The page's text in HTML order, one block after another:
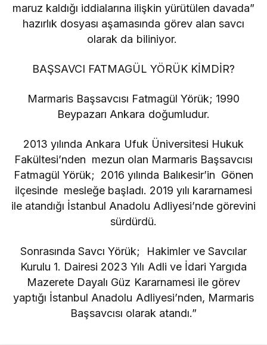
maruz kaldığı iddialarına ilişkin yürütülen davada”
hazırlık dosyası aşamasında görev alan savcı
olarak da biliniyor.
BAŞSAVCI FATMAGÜL YÖRÜK KİMDİR?
Marmaris Başsavcısı Fatmagül Yörük; 1990
Beypazarı Ankara doğumludur.
2013 yılında Ankara Ufuk Üniversitesi Hukuk
Fakültesi’nden mezun olan Marmaris Başsavcısı
Fatmagül Yörük; 2016 yılında Balıkesir’in Gönen
ilçesinde mesleğe başladı. 2019 yılı kararnamesi
ile atandığı İstanbul Anadolu Adliyesi’nde görevini
sürdürdü.
Sonrasında Savcı Yörük; Hakimler ve Savcılar
Kurulu 1. Dairesi 2023 Yılı Adli ve İdari Yargıda
Mazerete Dayalı Güz Kararnamesi ile görev
yaptığı İstanbul Anadolu Adliyesi’nden, Marmaris
Başsavcısı olarak atandı.”